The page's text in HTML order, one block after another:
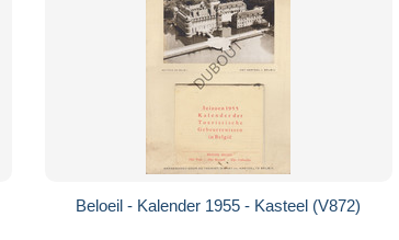
Beloeil - Kalender 1955 - Kasteel (V872)